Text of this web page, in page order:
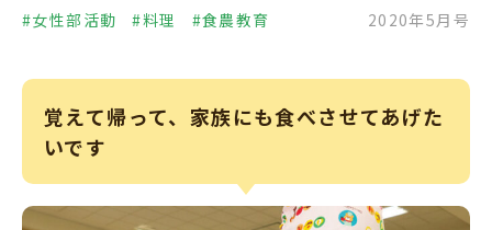
#女性部活動 #料理 #食農教育 2020年5月号
覚えて帰って、家族にも食べさせてあげた
いです